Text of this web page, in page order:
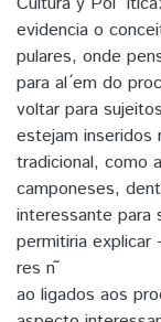
evidencia o
pulares, onde
para al ́em do
voltar para
estejam inseridos
tradicional, como
camponeses,
interessante para
permitiria
res n ̃
ao ligados aos